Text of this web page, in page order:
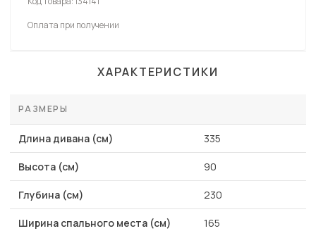
Оплата при получении
ХАРАКТЕРИСТИКИ
РАЗМЕРЫ
Длина дивана (см) 335
Высота (см) 90
Глубина (см) 230
Ширина спального места (см) 165